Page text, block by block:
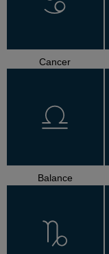
Cancer
Balance